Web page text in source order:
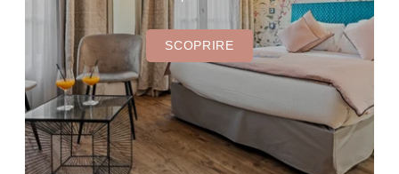
SCOPRIRE
BOCCA NISSA
BOCCA MAR
FELIX LA NUIT
GRAND CAFÉ DES FLEURS
LA SPIAGGIA
LA CITTÀ DI NIZZA